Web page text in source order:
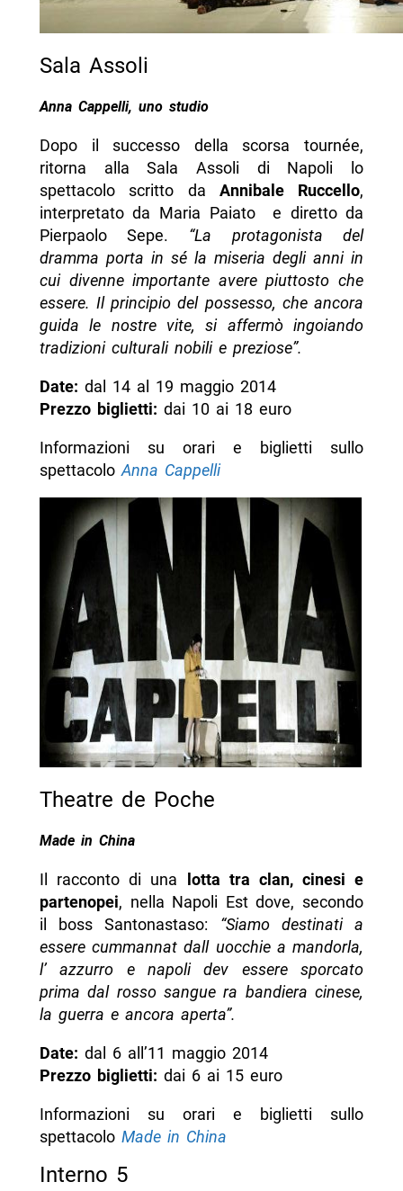
Sala Assoli
Anna Cappelli, uno studio
Dopo il successo della scorsa tournée,
ritorna alla Sala Assoli di Napoli lo
spettacolo scritto da Annibale Ruccello,
interpretato da Maria Paiato e diretto da
Pierpaolo Sepe. “La protagonista del
dramma porta in sé la miseria degli anni in
cui divenne importante avere piuttosto che
essere. Il principio del possesso, che ancora
guida le nostre vite, si affermò ingoiando
tradizioni culturali nobili e preziose”.
Date: dal 14 al 19 maggio 2014
Prezzo biglietti: dai 10 ai 18 euro
Informazioni su orari e biglietti sullo
spettacoloAnna Cappelli
Theatre de Poche
Made in China
Il racconto di una
lotta tra clan, cinesi e
partenopei, nella Napoli Est dove, secondo
il boss Santonastaso: “Siamo destinati a
essere cummannat dall uocchie a mandorla,
l’ azzurro e napoli dev essere sporcato
prima dal rosso sangue ra bandiera cinese,
la guerra e ancora aperta”.
Date: dal 6 all’11 maggio 2014
Prezzo biglietti: dai 6 ai 15 euro
Informazioni su orari e biglietti sullo
spettacolo Made in China
Interno 5